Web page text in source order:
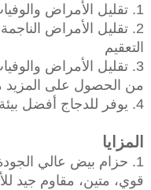
1. تقليل الأمراض والوفيات
2. تقليل الأمراض
التعقيم
3. تقليل الأمراض
من الحصول على المزيد
4. يوفر للدجاج أفضل بيئة معيشية-نظام التحكم البيئي الآلي
المزايا
1. حزام بيض عالي الجودة
قوي، متين، مقاوم جيد